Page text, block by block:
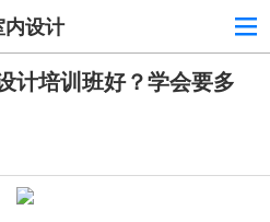
内设计
计培训班好？学会要多